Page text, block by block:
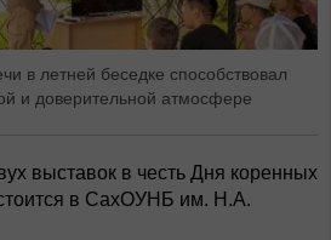
в летней беседке способствовал
и доверительной атмосфере
выставок в честь Дня коренных
в СахОУНБ им. Н.А.